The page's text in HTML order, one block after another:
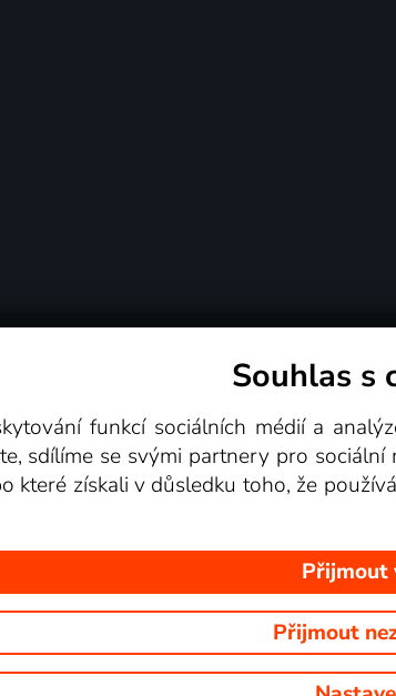
© goNET s.r.o. Na tomto webu jsou zobrazovány
Souhlas s
funkcí sociálních médií a
sdílíme se svými partnery pro
které získali v důsledku toho, že
Přijmout
Přijmout